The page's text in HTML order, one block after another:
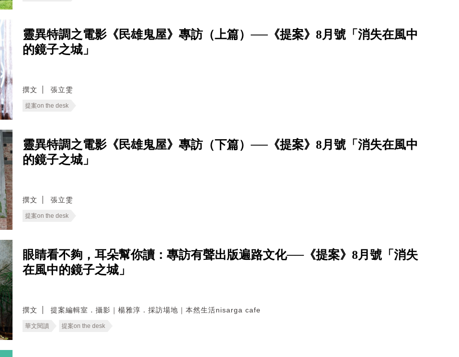
靈異特調之電影《民雄鬼屋》專訪（上篇）──《提案》8月號「消失在風中
的鏡子之城」
撰文 張立雯
提案on the desk
靈異特調之電影《民雄鬼屋》專訪（下篇）──《提案》8月號「消失在風中
的鏡子之城」
撰文 張立雯
提案on the desk
眼睛看不夠，耳朵幫你讀：專訪有聲出版遍路文化──《提案》8月號「消失
在風中的鏡子之城」
撰文 提案編輯室．攝影｜楊雅淳．採訪場地｜本然生活nisarga cafe
華文閱讀 提案on the desk